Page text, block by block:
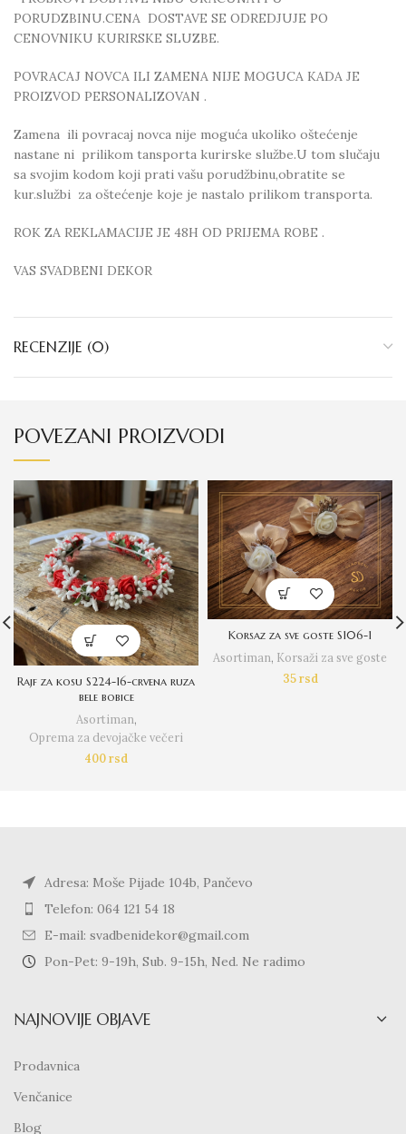
PORUDZBINU.CENA DOSTAVE SE ODREDJUJE PO
CENOVNIKU KURIRSKE SLUZBE.
POVRACAJ NOVCA ILI ZAMENA NIJE MOGUCA KADA JE
PROIZVOD PERSONALIZOVAN .
Zamena ili povracaj novca nije moguća ukoliko oštećenje
nastane ni prilikom tansporta kurirske službe.U tom slučaju
sa svojim kodom koji prati vašu porudžbinu,obratite se
kur.službi za oštećenje koje je nastalo prilikom transporta.
ROK ZA REKLAMACIJE JE 48H OD PRIJEMA ROBE .
VAS SVADBENI DEKOR
RECENZIJE (0)
POVEZANI PROIZVODI
Rajf za kosu S224-16-crvena ruza
bele bobice
Asortiman,
Oprema za devojačke večeri
400rsd
Korsaz za sve goste S106-1
Asortiman, Korsaži za sve goste
35rsd
Adresa: Moše Pijade 104b, Pančevo
Telefon: 064 121 54 18
E-mail: svadbenidekor@gmail.com
Pon-Pet: 9-19h, Sub. 9-15h, Ned. Ne radimo
NAJNOVIJE OBJAVE
Prodavnica
Venčanice
Blog